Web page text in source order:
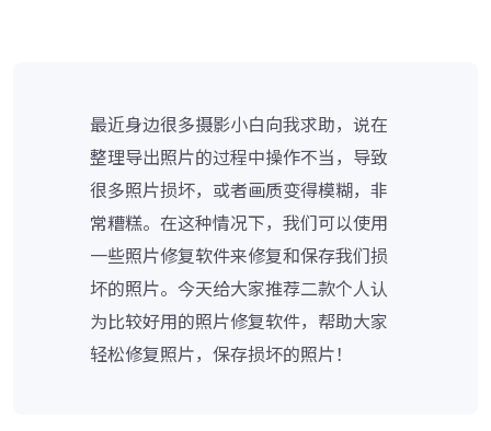
最近身边很多摄影小白向我求助，说在
整理导出照片的过程中操作不当，导致
很多照片损坏，或者画质变得模糊，非
常糟糕。在这种情况下，我们可以使用
一些照片修复软件来修复和保存我们损
坏的照片。今天给大家推荐二款个人认
为比较好用的照片修复软件，帮助大家
轻松修复照片，保存损坏的照片！